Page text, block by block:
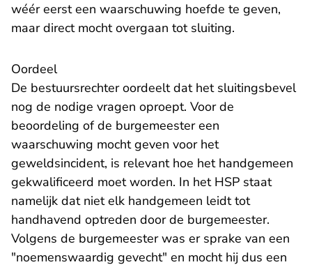
wéér eerst een waarschuwing hoefde te geven,
maar direct mocht overgaan tot sluiting.
Oordeel
De bestuursrechter oordeelt dat het sluitingsbevel
nog de nodige vragen oproept. Voor de
beoordeling of de burgemeester een
waarschuwing mocht geven voor het
geweldsincident, is relevant hoe het handgemeen
gekwalificeerd moet worden. In het HSP staat
namelijk dat niet elk handgemeen leidt tot
handhavend optreden door de burgemeester.
Volgens de burgemeester was er sprake van een
"noemenswaardig gevecht" en mocht hij dus een